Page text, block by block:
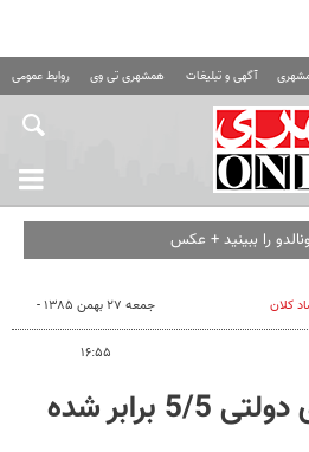
آگهی و تبلیغات همشهری تی وی روابط عمومی
را ببینید + عکس
كلان جمعه ۲۷ بهمن ۱۳۸۵ -
۱۶:۵۵
بودجه شرکت‌های دولتی 5/5 برابر شده